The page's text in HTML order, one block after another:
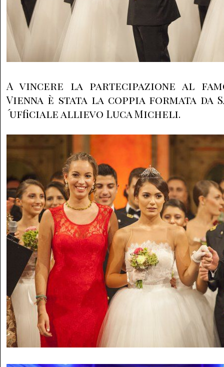
A vincere la partecipazione al
Vienna è stata la coppia formata da
´ufficiale allievo Luca Micheli.